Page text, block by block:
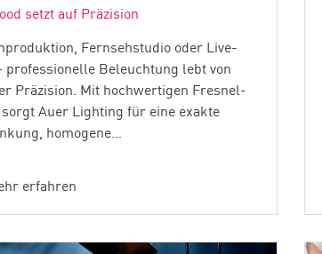
setzt auf Präzision
Fernsehstudio oder Live-
professionelle Beleuchtung lebt von
Präzision. Mit hochwertigen Fresnel-
Auer Lighting für eine exakte
homogene…
erfahren